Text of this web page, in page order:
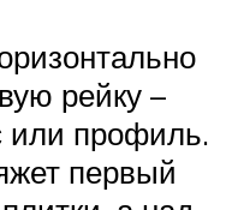
рейку –
или профиль.
первый